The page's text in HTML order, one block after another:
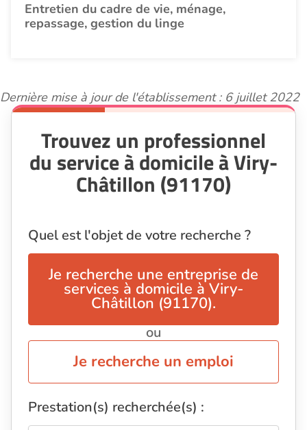
Entretien du cadre de vie, ménage,
repassage, gestion du linge
Dernière mise à jour de l'établissement : 6 juillet 2022
Trouvez un professionnel
du service à domicile à Viry-
Châtillon (91170)
Quel est l'objet de votre recherche ?
Je recherche une entreprise de
services à domicile à Viry-
Châtillon (91170).
ou
Je recherche un emploi
Prestation(s) recherchée(s) :